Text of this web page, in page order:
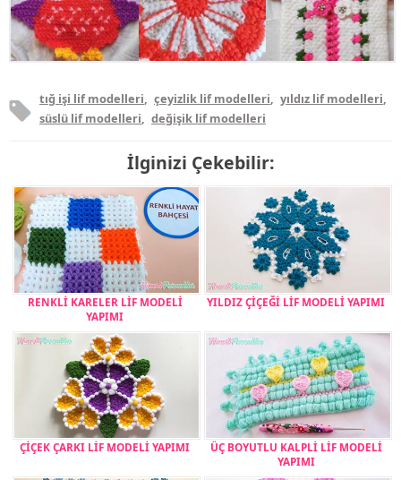
tığ işi lif modelleri, çeyizlik lif modelleri, yıldız lif modelleri,
süslü lif modelleri, değişik lif modelleri
İlginizi Çekebilir:
RENKLİ KARELER LİF MODELİ
YAPIMI
YILDIZ ÇİÇEĞİ LİF MODELİ YAPIMI
ÇİÇEK ÇARKI LİF MODELİ YAPIMI
ÜÇ BOYUTLU KALPLİ LİF MODELİ
YAPIMI